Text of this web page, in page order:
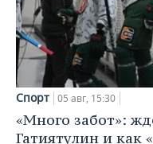
Спорт 05 авг, 15:30
«Много забот»:
Гатиятулин и как